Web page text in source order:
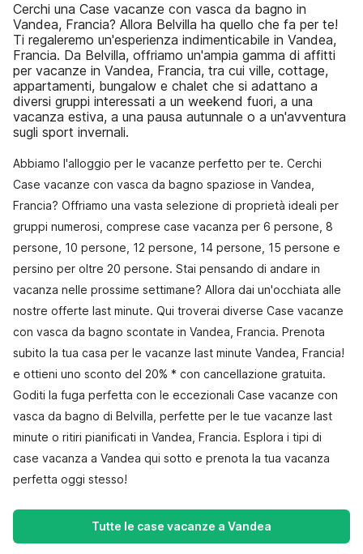
Cerchi una Case vacanze con vasca da bagno in
Vandea, Francia? Allora Belvilla ha quello che fa per te!
Ti regaleremo un'esperienza indimenticabile in Vandea,
Francia. Da Belvilla, offriamo un'ampia gamma di affitti
per vacanze in Vandea, Francia, tra cui ville, cottage,
appartamenti, bungalow e chalet che si adattano a
diversi gruppi interessati a un weekend fuori, a una
vacanza estiva, a una pausa autunnale o a un'avventura
sugli sport invernali.
Abbiamo l'alloggio per le vacanze perfetto per te. Cerchi
Case vacanze con vasca da bagno spaziose in Vandea,
Francia? Offriamo una vasta selezione di proprietà ideali per
gruppi numerosi, comprese case vacanza per 6 persone, 8
persone, 10 persone, 12 persone, 14 persone, 15 persone e
persino per oltre 20 persone. Stai pensando di andare in
vacanza nelle prossime settimane? Allora dai un'occhiata alle
nostre offerte last minute. Qui troverai diverse Case vacanze
con vasca da bagno scontate in Vandea, Francia. Prenota
subito la tua casa per le vacanze last minute Vandea, Francia!
e ottieni uno sconto del 20% * con cancellazione gratuita.
Goditi la fuga perfetta con le eccezionali Case vacanze con
vasca da bagno di Belvilla, perfette per le tue vacanze last
minute o ritiri pianificati in Vandea, Francia. Esplora i tipi di
case vacanza a Vandea qui sotto e prenota la tua vacanza
perfetta oggi stesso!
Tutte le case vacanze a Vandea